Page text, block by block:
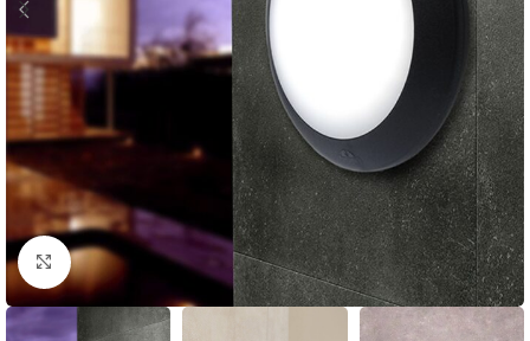
Cliquez pour agrandir